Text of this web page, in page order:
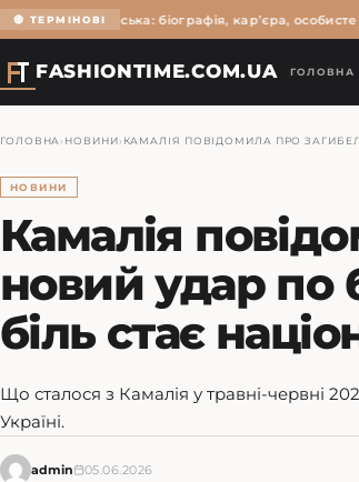
🔴 ТЕРМІНОВІ
Мартиновська: біографія, кар’єра, особисте
FASHIONTIME.COM.UA ГОЛОВНА
ГОЛОВНА › НОВИНИ› КАМАЛІЯ ПОВІДОМИЛА ПРО
НОВИНИ
Камалія
новий удар по
біль стає
Що сталося з Камалія у травні-червні
Україні.
admin 05.06.2026